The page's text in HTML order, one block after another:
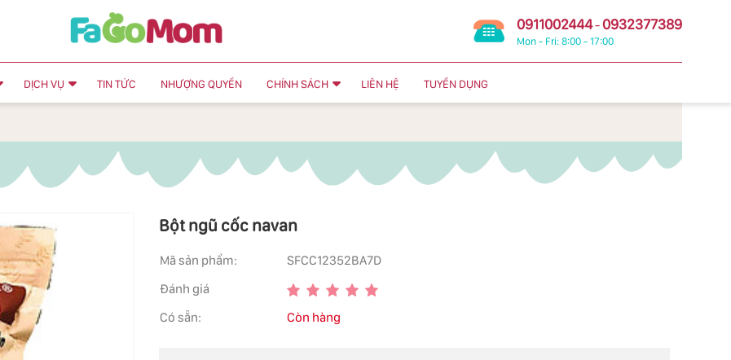
0911002444-0932377389
Mon - Fri: 8:00 - 17:00
DỊCH VỤ TIN TỨC NHƯỢNG QUYỀN CHÍNH SÁCH LIÊN HỆ TUYỂN DỤNG
Bột ngũ cốc navan
Mã sản phẩm:
SFCC12352BA7D
Đánh giá
Có sẵn:
Còn hàng